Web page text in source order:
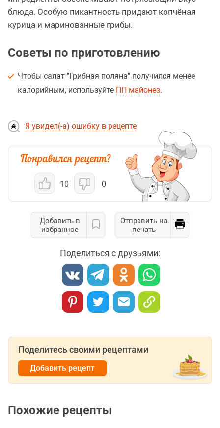
блюда. Особую пикантность придают копчёная
курица и маринованные грибы.
Советы по приготовлению
Чтобы салат "Грибная поляна" получился менее
калорийным, используйте ПП майонез.
Я увидел(-а) ошибку в рецепте
10 0
Добавить в
избранное
Отправить на
печать
Поделиться с друзьями:
Поделитесь своими рецептами
Добавить рецепт
Похожие рецепты